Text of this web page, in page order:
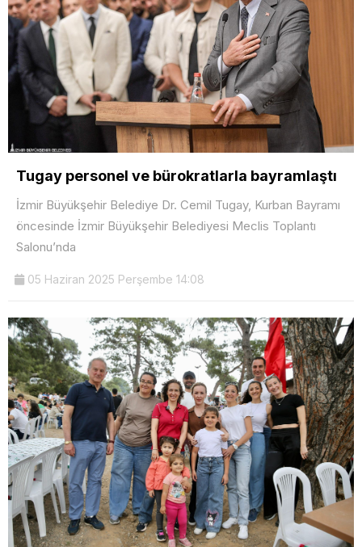
Tugay personel ve bürokratlarla bayramlaştı
İzmir Büyükşehir Belediye Dr. Cemil Tugay, Kurban Bayramı
öncesinde İzmir Büyükşehir Belediyesi Meclis Toplantı
Salonu’nda
05 Haziran 2025 Perşembe 14:08